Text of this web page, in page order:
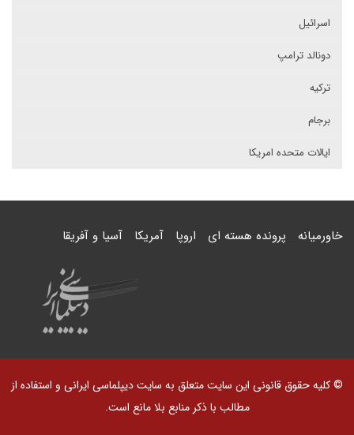
اسرائیل
دونالد ترامپ
ترکیه
برجام
ایالات متحده امریکا
خاورمیانه پرونده هسته ای اروپا آمریکا آسیا و آفریقا
© کلیه حقوق قانونی این سایت متعلق به سایت دیپلماسی ایرانی و استفاده از
مطالب با ذکر منابع بلا مانع است.